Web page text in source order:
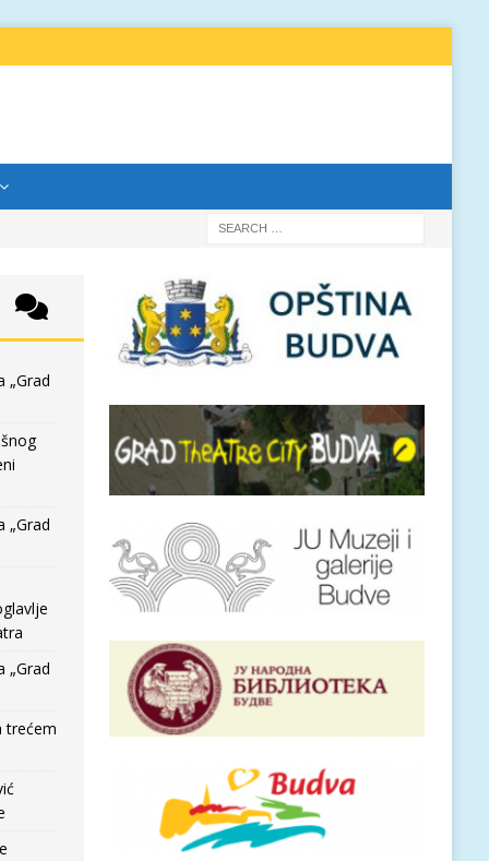
„Grad
„Grad
„Grad
trećem